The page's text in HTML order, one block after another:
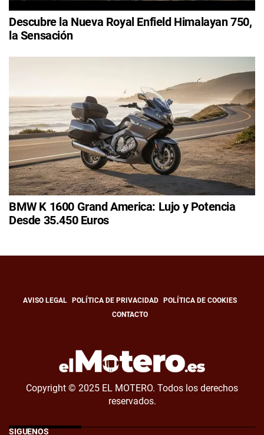
Descubre la Nueva Royal Enfield Himalayan 750,
la Sensación
BMW K 1600 Grand America: Lujo y Potencia
Desde 35.450 Euros
AVISO LEGAL POLÍTICA DE PRIVACIDAD
POLÍTICA DE COOKIES
CONTACTO
Copyright © 2025 EL MOTERO. Todos los derechos
reservados.
SÍGUENOS